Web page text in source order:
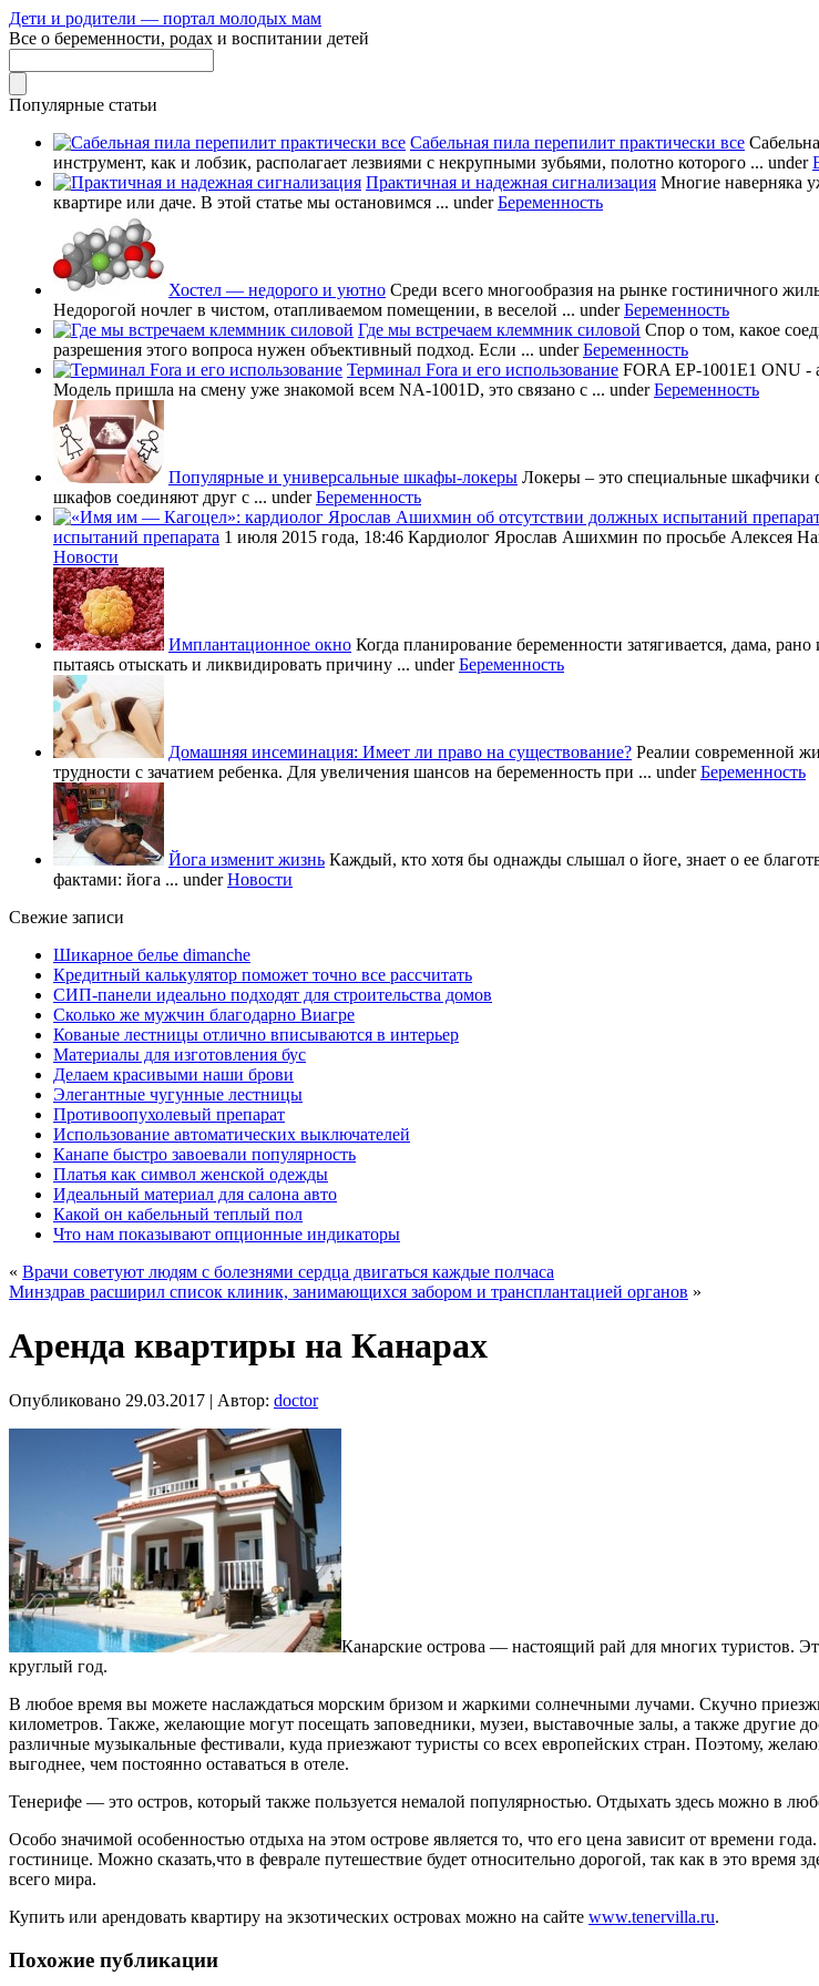
Дети и родители — портал молодых мам
Все о беременности, родах и воспитании детей
Популярные статьи
Сабельная пила перепилит практически все
инструмент, как и лобзик, располагает лезвиями с некрупными зубьями, полотно которого ... under
Практичная и надежная сигнализация Многие наверняка
квартире или даче. В этой статье мы остановимся ... underБеременность
Хостел — недорого и уютно Среди всего многообразия на рынке гостиничного
Недорогой ночлег в чистом, отапливаемом помещении, в веселой ... underБеременность
Где мы встречаем клеммник силовой Спор о том, какое
разрешения этого вопроса нужен объективный подход. Если ... underБеременность
Терминал Fora и его использование FORA EP-1001E1 ONU -
Модель пришла на смену уже знакомой всем NA-1001D, это связано с ... underБеременность
Популярные и универсальные шкафы-локеры Локеры – это специальные шкафчики
шкафов соединяют друг с ... underБеременность
испытаний препарата 1 июля 2015 года, 18:46 Кардиолог Ярослав Ашихмин по просьбе Алексея
Новости
Имплантационное окно Когда планирование беременности затягивается, дама,
пытаясь отыскать и ликвидировать причину ... underБеременность
Домашняя инсеминация: Имеет ли право на существование? Реалии современной
трудности с зачатием ребенка. Для увеличения шансов на беременность при ... underБеременность
Йога изменит жизнь Каждый, кто хотя бы однажды слышал о йоге, знает о ее
фактами: йога ... underНовости
Свежие записи
Шикарное белье dimanche
Кредитный калькулятор поможет точно все рассчитать
СИП-панели идеально подходят для строительства домов
Сколько же мужчин благодарно Виагре
Кованые лестницы отлично вписываются в интерьер
Материалы для изготовления бус
Делаем красивыми наши брови
Элегантные чугунные лестницы
Противоопухолевый препарат
Использование автоматических выключателей
Канапе быстро завоевали популярность
Платья как символ женской одежды
Идеальный материал для салона авто
Какой он кабельный теплый пол
Что нам показывают опционные индикаторы
« Врачи советуют людям с болезнями сердца двигаться каждые полчаса
Минздрав расширил список клиник, занимающихся забором и трансплантацией органов »
Аренда квартиры на Канарах
Опубликовано 29.03.2017 | Автор: doctor
Канарские острова — настоящий рай для многих туристов.
круглый год.
В любое время вы можете наслаждаться морским бризом и жаркими солнечными лучами. Скучно
километров. Также, желающие могут посещать заповедники, музеи, выставочные залы, а также другие
различные музыкальные фестивали, куда приезжают туристы со всех европейских стран. Поэтому,
выгоднее, чем постоянно оставаться в отеле.
Тенерифе — это остров, который также пользуется немалой популярностью. Отдыхать здесь можно в
Особо значимой особенностью отдыха на этом острове является то, что его цена зависит от времени
гостинице. Можно сказать,что в феврале путешествие будет относительно дорогой, так как в это время
всего мира.
Купить или арендовать квартиру на экзотических островах можно на сайте www.tenervilla.ru.
Похожие публикации